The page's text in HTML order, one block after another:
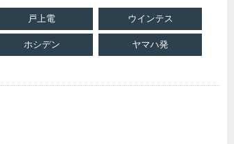
戸上電 ウインテス
ホシデン ヤマハ発